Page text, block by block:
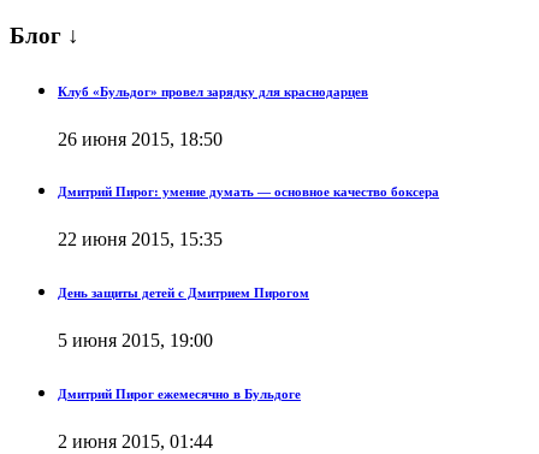
Блог ↓
Клуб «Бульдог» провел зарядку для краснодарцев
26 июня 2015, 18:50
Дмитрий Пирог: умение думать — основное качество боксера
22 июня 2015, 15:35
День защиты детей с Дмитрием Пирогом
5 июня 2015, 19:00
Дмитрий Пирог ежемесячно в Бульдоге
2 июня 2015, 01:44